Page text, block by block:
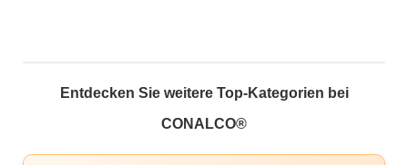
Entdecken Sie weitere Top-Kategorien bei
CONALCO®